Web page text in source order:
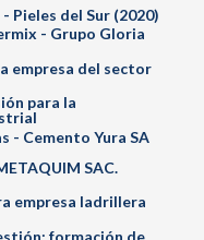
Pieles del Sur (2020)
- Grupo Gloria
empresa del sector
para la
- Cemento Yura SA
SAC.
empresa ladrillera
formación de